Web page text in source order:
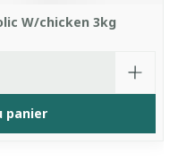
W/chicken 3kg
panier